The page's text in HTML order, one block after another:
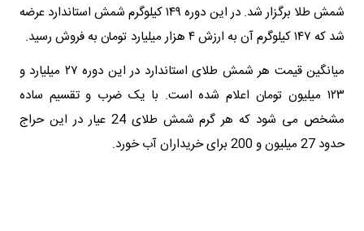
شمش طلا برگزار شد. در این دوره ۱۴۹ کیلوگرم شمش استاندارد عرضه
شد که ۱۴۷ کیلوگرم آن به ارزش ۴ هزار میلیارد تومان به فروش رسید.
میانگین قیمت هر شمش طلای استاندارد در این دوره ۲۷ میلیارد و
۱۲۳ میلیون تومان اعلام شده است. با یک ضرب و تقسیم ساده
مشخص می شود که هر گرم شمش طلای 24 عیار در این حراج
حدود 27 میلیون و 200 برای خریداران آب خورد.